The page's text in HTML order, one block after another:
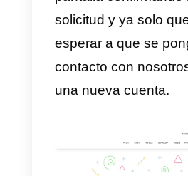
Aquí te
1) Primero
página principal